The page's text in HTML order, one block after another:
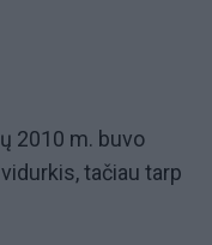
2010 m. buvo
tačiau tarp